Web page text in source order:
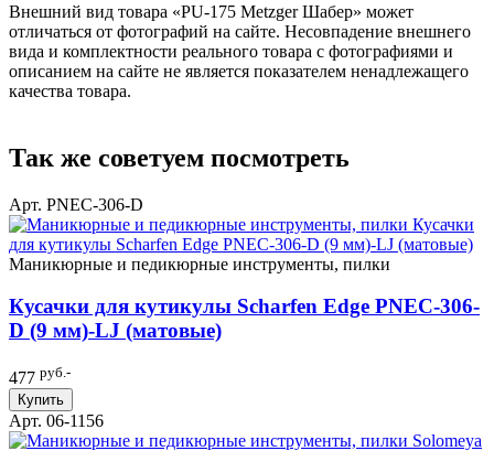
Внешний вид товара «PU-175 Metzger Шабер» может
отличаться от фотографий на сайте. Несовпадение внешнего
вида и комплектности реального товара с фотографиями и
описанием на сайте не является показателем ненадлежащего
качества товара.
Так же советуем посмотреть
Арт. PNEC-306-D
Маникюрные и педикюрные инструменты, пилки
Кусачки для кутикулы Scharfen Edge PNEC-306-
D (9 мм)-LJ (матовые)
477 руб.-
Купить
Арт. 06-1156